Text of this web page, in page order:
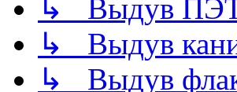
↳ Выдув
↳ Выдув
↳ Выдув